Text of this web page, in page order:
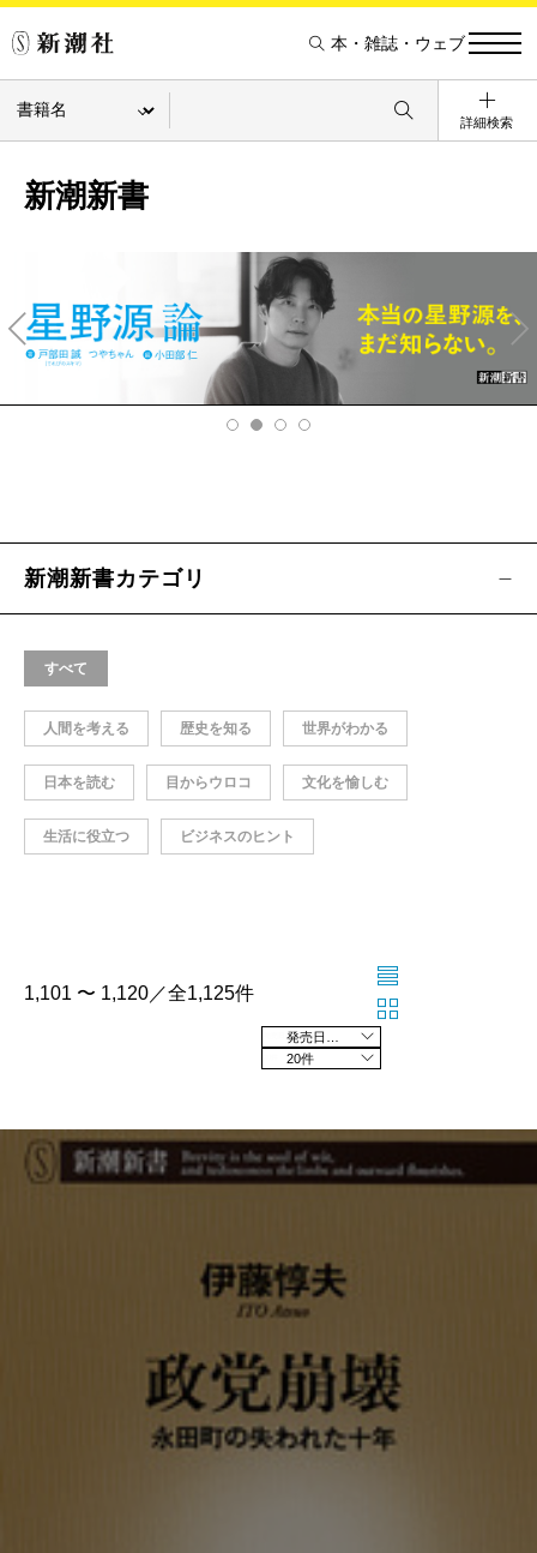
本・雑誌・ウェブ
詳細検索
新潮新書
v
Ne
xt
新潮新書カテゴリ
すべて
人間を考える 歴史を知る 世界がわかる
日本を読む 目からウロコ 文化を愉しむ
生活に役立つ ビジネスのヒント
1,101 〜 1,120／全1,125件
20件